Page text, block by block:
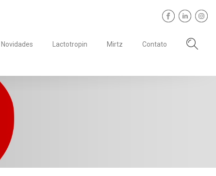
Novidades Lactotropin Mirtz Contato